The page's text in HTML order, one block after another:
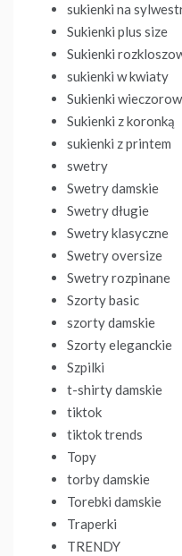
sukienki na
Sukienki plus size
Sukienki
sukienki w kwiaty
Sukienki
Sukienki z koronką
sukienki z printem
swetry
Swetry damskie
Swetry długie
Swetry klasyczne
Swetry oversize
Swetry rozpinane
Szorty basic
szorty damskie
Szorty eleganckie
Szpilki
t-shirty damskie
tiktok
tiktok trends
Topy
torby damskie
Torebki damskie
Traperki
TRENDY